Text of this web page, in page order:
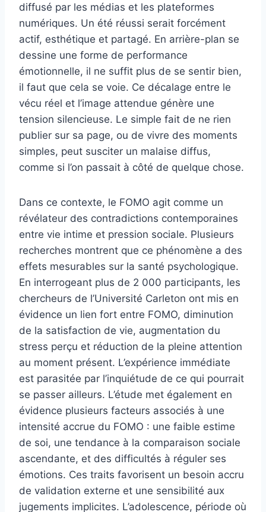
diffusé par les médias et les plateformes
numériques. Un été réussi serait forcément
actif, esthétique et partagé. En arrière-plan se
dessine une forme de performance
émotionnelle, il ne suffit plus de se sentir bien,
il faut que cela se voie. Ce décalage entre le
vécu réel et l’image attendue génère une
tension silencieuse. Le simple fait de ne rien
publier sur sa page, ou de vivre des moments
simples, peut susciter un malaise diffus,
comme si l’on passait à côté de quelque chose.
Dans ce contexte, le FOMO agit comme un
révélateur des contradictions contemporaines
entre vie intime et pression sociale. Plusieurs
recherches montrent que ce phénomène a des
effets mesurables sur la santé psychologique.
En interrogeant plus de 2 000 participants, les
chercheurs de l’Université Carleton ont mis en
évidence un lien fort entre FOMO, diminution
de la satisfaction de vie, augmentation du
stress perçu et réduction de la pleine attention
au moment présent. L’expérience immédiate
est parasitée par l’inquiétude de ce qui pourrait
se passer ailleurs. L’étude met également en
évidence plusieurs facteurs associés à une
intensité accrue du FOMO : une faible estime
de soi, une tendance à la comparaison sociale
ascendante, et des difficultés à réguler ses
émotions. Ces traits favorisent un besoin accru
de validation externe et une sensibilité aux
jugements implicites. L’adolescence, période où